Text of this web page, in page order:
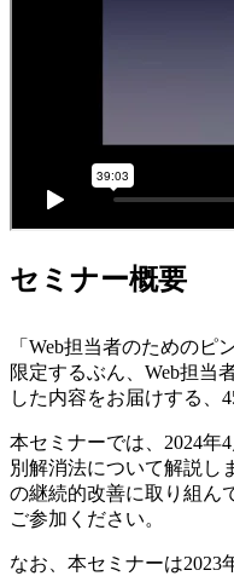
セミナー概要
「Web担当者のための
限定するぶん、Web担当
した内容をお届けする、
本セミナーでは、2024年
別解消法について解説し
の継続的改善に取り組ん
ご参加ください。
なお、本セミナーは2023